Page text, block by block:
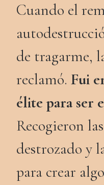
Cuando el
de tragarme,
reclamó. Fui
élite para ser
Recogieron
destrozado y
para crear